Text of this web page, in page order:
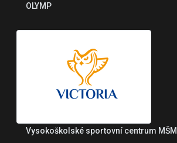
OLYMP
Vysokoškolské sportovní centrum